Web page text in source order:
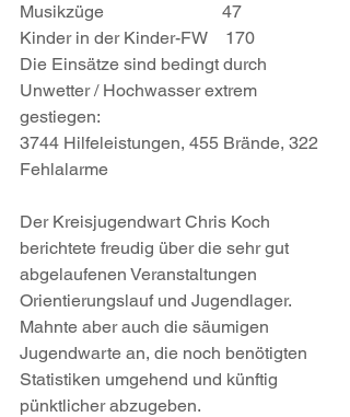
Musikzüge                           47
Kinder in der Kinder-FW    170
Die Einsätze sind bedingt durch
Unwetter / Hochwasser extrem
gestiegen:
3744 Hilfeleistungen, 455 Brände, 322
Fehlalarme
Der Kreisjugendwart Chris Koch
berichtete freudig über die sehr gut
abgelaufenen Veranstaltungen
Orientierungslauf und Jugendlager.
Mahnte aber auch die säumigen
Jugendwarte an, die noch benötigten
Statistiken umgehend und künftig
pünktlicher abzugeben.